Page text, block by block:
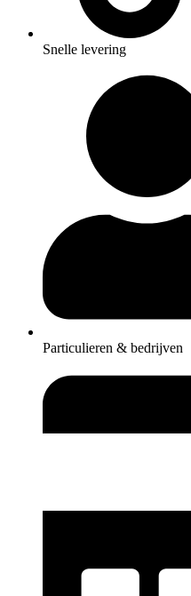
Snelle levering
Particulieren & bedrijven